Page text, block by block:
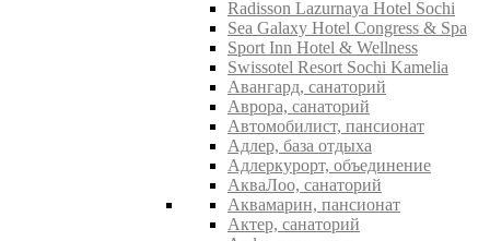
Radisson Lazurnaya Hotel Sochi
Sea Galaxy Hotel Congress & Spa
Sport Inn Hotel & Wellness
Swissotel Resort Sochi Kamelia
Авангард, санаторий
Аврора, санаторий
Автомобилист, пансионат
Адлер, база отдыха
Адлеркурорт, объединение
АкваЛоо, санаторий
Аквамарин, пансионат
Актер, санаторий